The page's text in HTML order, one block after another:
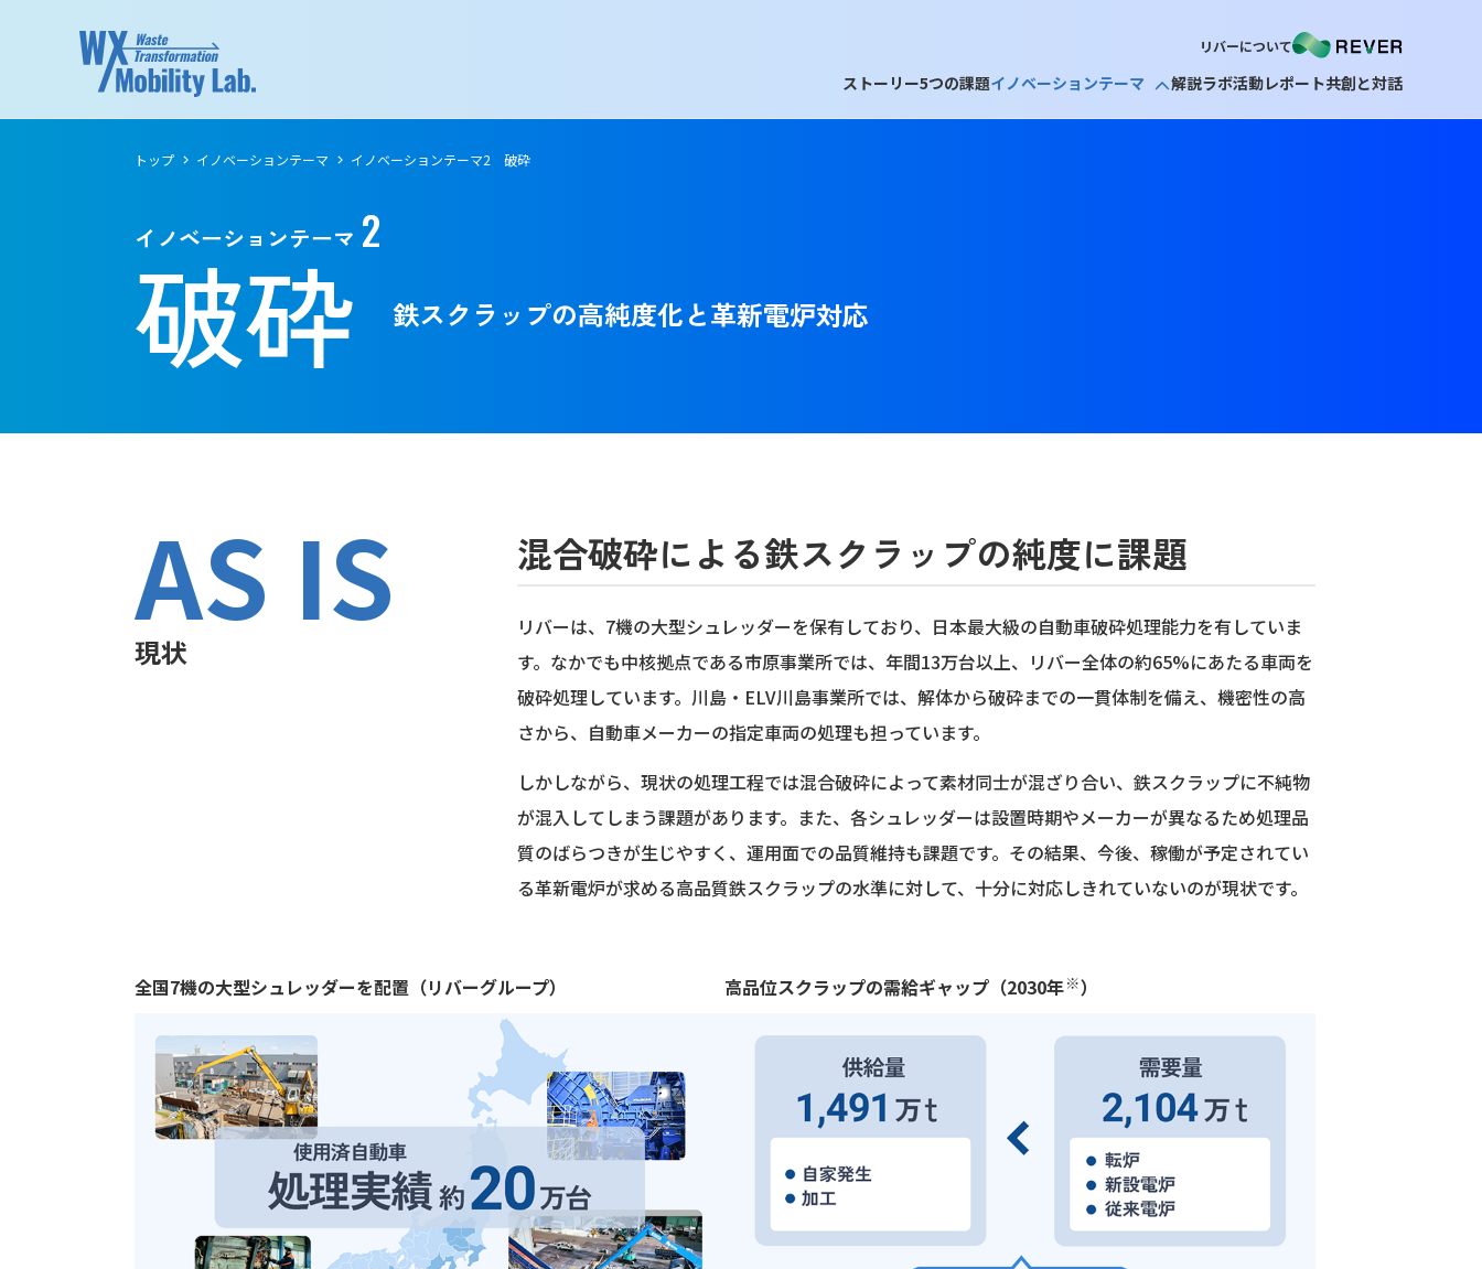
ストーリー5つの課題イノベーションテーマ 解説ラボ活動レポート共創と対話
リバーについて
トップ イノベーションテーマ イノベーションテーマ2 破砕
イノベーションテーマ 2
破砕 鉄スクラップの高純度化と革新電炉対応
AS IS
現状
混合破砕による鉄スクラップの純度に課題
リバーは、7機の大型シュレッダーを保有しており、日本最大級の自動車破砕処理能力を有していま
す。なかでも中核拠点である市原事業所では、年間13万台以上、リバー全体の約65%にあたる車両を
破砕処理しています。川島・ELV川島事業所では、解体から破砕までの一貫体制を備え、機密性の高
さから、自動車メーカーの指定車両の処理も担っています。
しかしながら、現状の処理工程では混合破砕によって素材同士が混ざり合い、鉄スクラップに不純物
が混入してしまう課題があります。また、各シュレッダーは設置時期やメーカーが異なるため処理品
質のばらつきが生じやすく、運用面での品質維持も課題です。その結果、今後、稼働が予定されてい
る革新電炉が求める高品質鉄スクラップの水準に対して、十分に対応しきれていないのが現状です。
全国7機の大型シュレッダーを配置（リバーグループ） 高品位スクラップの需給ギャップ（2030年※）